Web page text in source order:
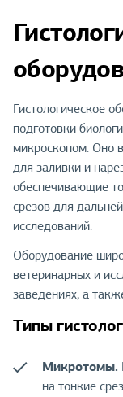
Гистологическое
подготовки
микроскопом. Оно
для заливки и
обеспечивающие
срезов для
исследований.
Оборудование
ветеринарных и
заведениях, а
Типы
Микротомы.
на тонкие